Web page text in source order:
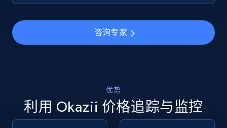
Specifications, Image urls, Top reviews, and
5.6K+ 878+ 立即开始
Walmart - products - Collects products by
specific keywords
URL, Final price, Sku, Currency, Gtin,
咨询专家
优势
利用 Okazii 价格追踪与监控